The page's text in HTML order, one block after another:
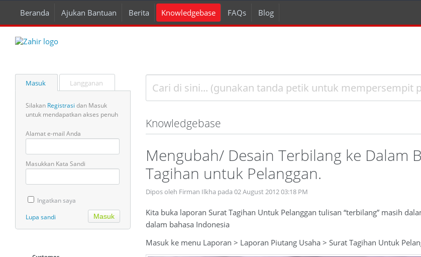
Beranda Ajukan Bantuan Berita Knowledgebase FAQs Blog
Masuk Langganan
Silakan Registrasi dan Masuk
untuk mendapatkan akses penuh
Alamat e-mail Anda
Masukkan Kata Sandi
Ingatkan saya
Lupa sandi
Knowledgebase
Mengubah/ Desain Terbilang ke Dalam
Tagihan untuk Pelanggan.
Dipos oleh Firman Ilkha pada 02 August 2012 03:18 PM
Kita buka laporan Surat Tagihan Untuk Pelanggan tulisan “terbilang” masih
dalam bahasa Indonesia
Masuk ke menu Laporan > Laporan Piutang Usaha > Surat Tagihan Untuk